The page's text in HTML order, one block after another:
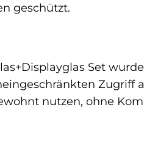
geschützt.
Set
Zugriff
nutzen, ohne